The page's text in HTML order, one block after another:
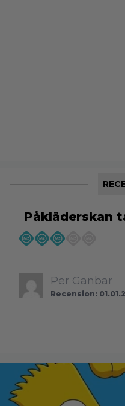
Påkläderskan
Per Ganbar
Recension: